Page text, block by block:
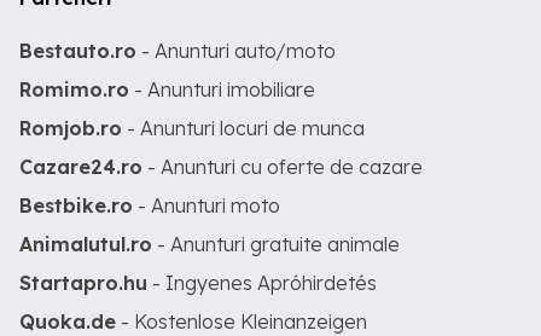
Bestauto.ro - Anunturi auto/moto
Romimo.ro - Anunturi imobiliare
Romjob.ro - Anunturi locuri de munca
Cazare24.ro - Anunturi cu oferte de cazare
Bestbike.ro - Anunturi moto
Animalutul.ro - Anunturi gratuite animale
Startapro.hu - Ingyenes Apróhirdetés
Quoka.de - Kostenlose Kleinanzeigen